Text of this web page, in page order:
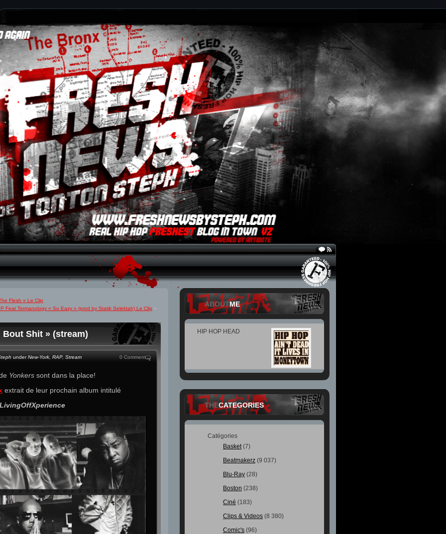
Flesh » Le Clip
Feat Termanology « So Easy » (prod by Statik Selektah) Le Clip »
Bout Shit » (stream)
underNew-York RAP, Stream 0 Comment
Yonkerssont dans la place!
extrait de leur prochain album intitulé
LivingOffXperience
ABOUTME
HIP HOP HEAD
THECATEGORIES
Catégories
Basket(7)
Beatmakerz (9 037)
Blu-Ray (28)
Boston (238)
Ciné (183)
Clips & Videos (8 380)
Comic's (96)